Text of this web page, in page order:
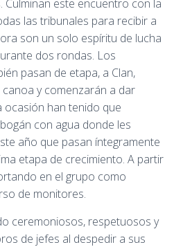
Culminan este encuentro con la
las tribunales para recibir a
son un solo espíritu de lucha
dos rondas. Los
pasan de etapa, a Clan,
y comenzarán a dar
ocasión han tenido que
con agua donde les
año que pasan íntegramente
etapa de crecimiento. A partir
en el grupo como
de monitores.
ceremoniosos, respetuosos y
de jefes al despedir a sus